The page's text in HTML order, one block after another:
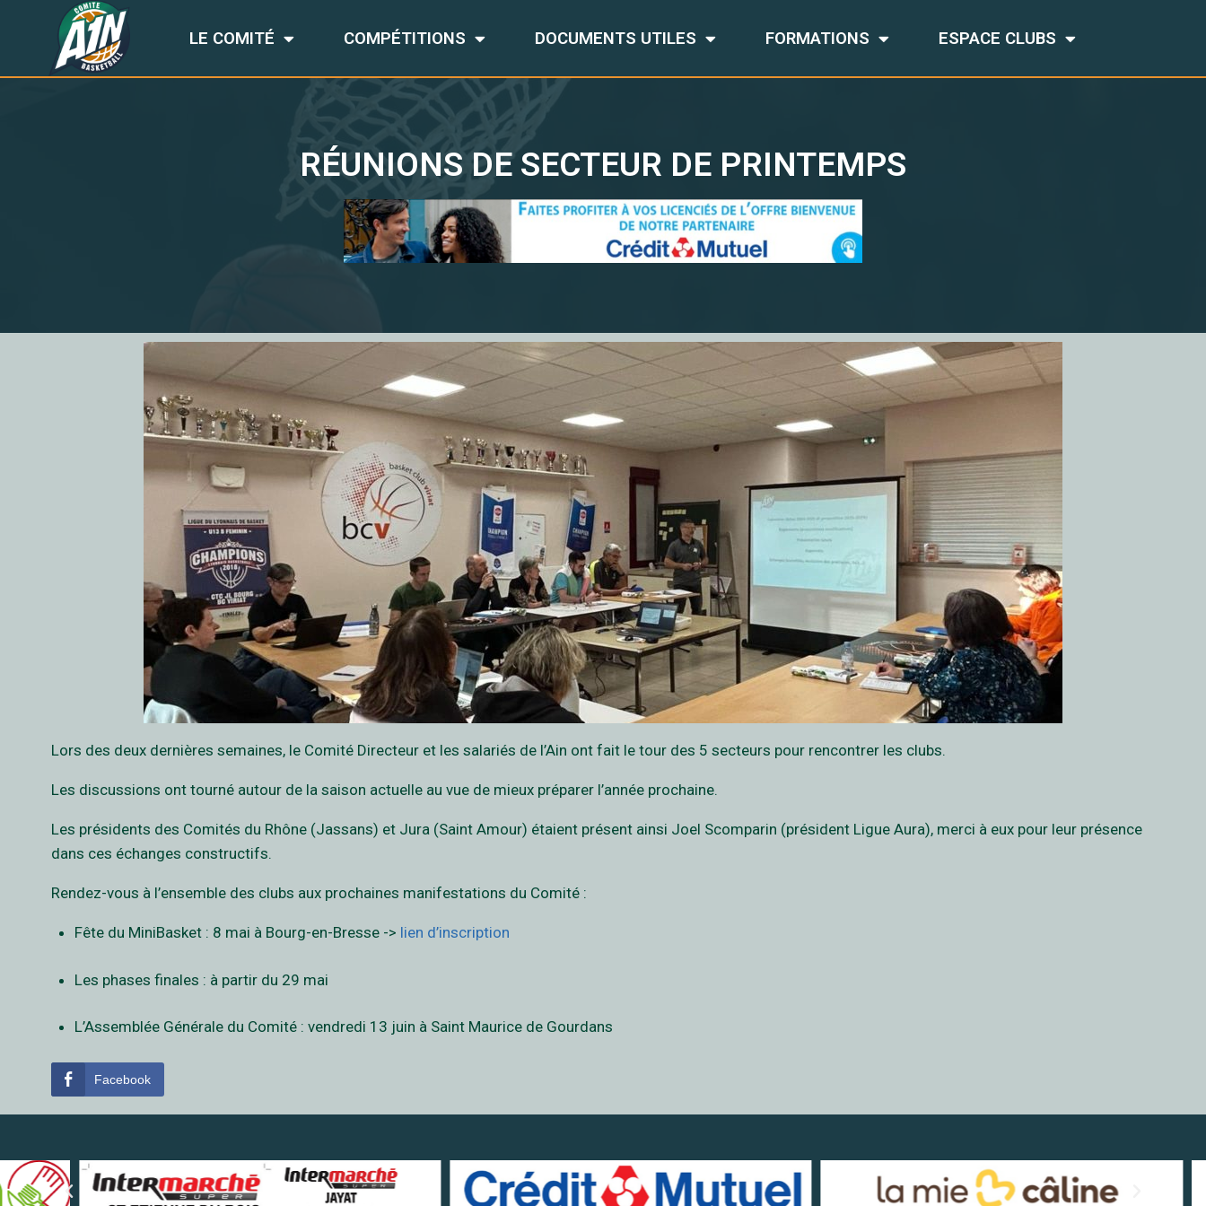
LE COMITÉ COMPÉTITIONS DOCUMENTS UTILES FORMATIONS ESPACE CLUBS
RÉUNIONS DE SECTEUR DE PRINTEMPS
Lors des deux dernières semaines, le Comité Directeur et les salariés de l’Ain ont fait le tour des 5 secteurs pour rencontrer les clubs.
Les discussions ont tourné autour de la saison actuelle au vue de mieux préparer l’année prochaine.
Les présidents des Comités du Rhône (Jassans) et Jura (Saint Amour) étaient présent ainsi Joel Scomparin (président Ligue Aura), merci à eux pour leur présence
dans ces échanges constructifs.
Rendez-vous à l’ensemble des clubs aux prochaines manifestations du Comité :
Fête du MiniBasket : 8 mai à Bourg-en-Bresse -> lien d’inscription
Les phases finales : à partir du 29 mai
L’Assemblée Générale du Comité : vendredi 13 juin à Saint Maurice de Gourdans
Facebook